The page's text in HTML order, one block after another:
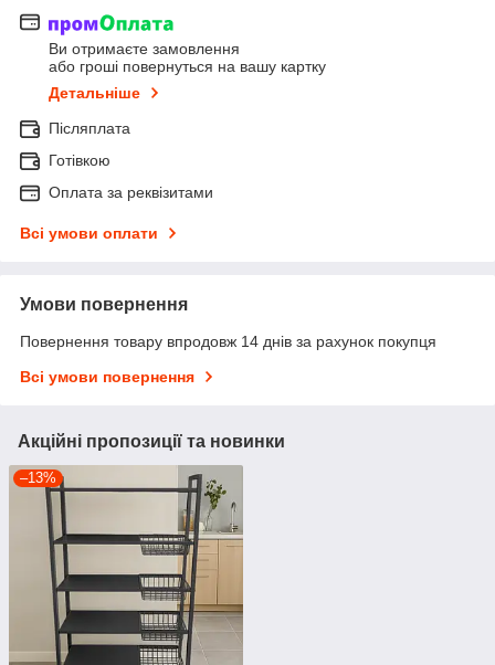
Ви отримаєте замовлення
або гроші повернуться на вашу картку
Детальніше
Післяплата
Готівкою
Оплата за реквізитами
Всі умови оплати
Умови повернення
Повернення товару впродовж 14 днів за рахунок покупця
Всі умови повернення
Акційні пропозиції та новинки
–13%